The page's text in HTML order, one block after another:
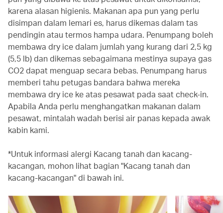
karena alasan higienis. Makanan apa pun yang perlu
disimpan dalam lemari es, harus dikemas dalam tas
pendingin atau termos hampa udara. Penumpang boleh
membawa dry ice dalam jumlah yang kurang dari 2,5 kg
(5,5 lb) dan dikemas sebagaimana mestinya supaya gas
CO2 dapat menguap secara bebas. Penumpang harus
memberi tahu petugas bandara bahwa mereka
membawa dry ice ke atas pesawat pada saat check-in.
Apabila Anda perlu menghangatkan makanan dalam
pesawat, mintalah wadah berisi air panas kepada awak
kabin kami.
*Untuk informasi alergi Kacang tanah dan kacang-
kacangan, mohon lihat bagian "Kacang tanah dan
kacang-kacangan" di bawah ini.